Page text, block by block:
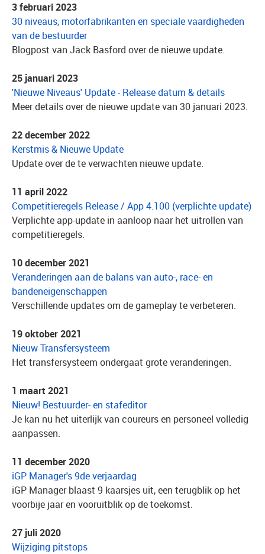
3 februari 2023
30 niveaus, motorfabrikanten en speciale vaardigheden
van de bestuurder
Blogpost van Jack Basford over de nieuwe update.
25 januari 2023
'Nieuwe Niveaus' Update - Release datum & details
Meer details over de nieuwe update van 30 januari 2023.
22 december 2022
Kerstmis & Nieuwe Update
Update over de te verwachten nieuwe update.
11 april 2022
Competitieregels Release / App 4.100 (verplichte update)
Verplichte app-update in aanloop naar het uitrollen van
competitieregels.
10 december 2021
Veranderingen aan de balans van auto-, race- en
bandeneigenschappen
Verschillende updates om de gameplay te verbeteren.
19 oktober 2021
Nieuw Transfersysteem
Het transfersysteem ondergaat grote veranderingen.
1 maart 2021
Nieuw! Bestuurder- en stafeditor
Je kan nu het uiterlijk van coureurs en personeel volledig
aanpassen.
11 december 2020
iGP Manager's 9de verjaardag
iGP Manager blaast 9 kaarsjes uit, een terugblik op het
voorbije jaar en vooruitblik op de toekomst.
27 juli 2020
Wijziging pitstops